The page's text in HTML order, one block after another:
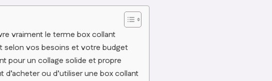
vraiment le terme box collant
selon vos besoins et votre budget
pour un collage solide et propre
ou d’utiliser une box collant